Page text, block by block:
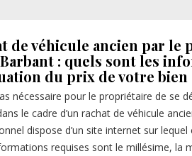
de véhicule ancien par le
: quels sont les
du prix de votre bien
nécessaire pour le propriétaire de se
le cadre d’un rachat de véhicule
dispose d’un site internet sur
requises sont le millésime, la